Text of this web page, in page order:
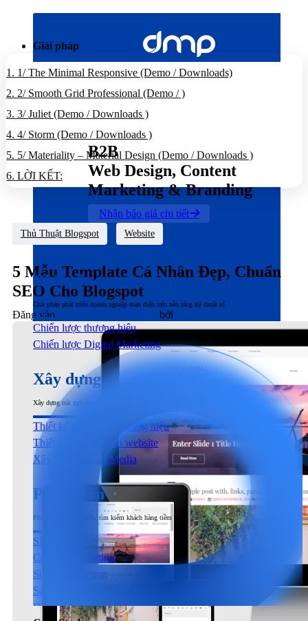
dung
Giải pháp
B2B
Web Design, Content
Marketing & Branding
Nhận báo giá chi tiết
Chiến lược
Giải pháp phát triển doanh nghiệp toàn diện trên nền tảng kỹ thuật số
Chiến lược thương hiệu
Chiến lược Digital Marketing
Xây dựng
Xây dựng trải nghiệm người dùng đầu cuối tương tác với sản phẩm & dịch vụ
Thiết kế nhận diện thương hiệu
Thiết kế & Lập trình website
Xây dựng Social Media
Phát triển
Phát triển thương hiệu, tìm kiếm khách hàng tiềm năng
SEO
Content Marketing
Social Marketing
Sản xuất hình ảnh & Video
Quảng cáo trả phí
1. 1/ The Minimal Responsive (Demo / Downloads)
2. 2/ Smooth Grid Professional (Demo / )
3. 3/ Juliet (Demo / Downloads )
4. 4/ Storm (Demo / Downloads )
5. 5/ Materiality – Material Design (Demo / Downloads )
6. LỜI KẾT:
Thủ Thuật Blogspot Website
5 Mẫu Template Cá Nhân Đẹp, Chuẩn
SEO Cho Blogspot
Đăng vào bởi